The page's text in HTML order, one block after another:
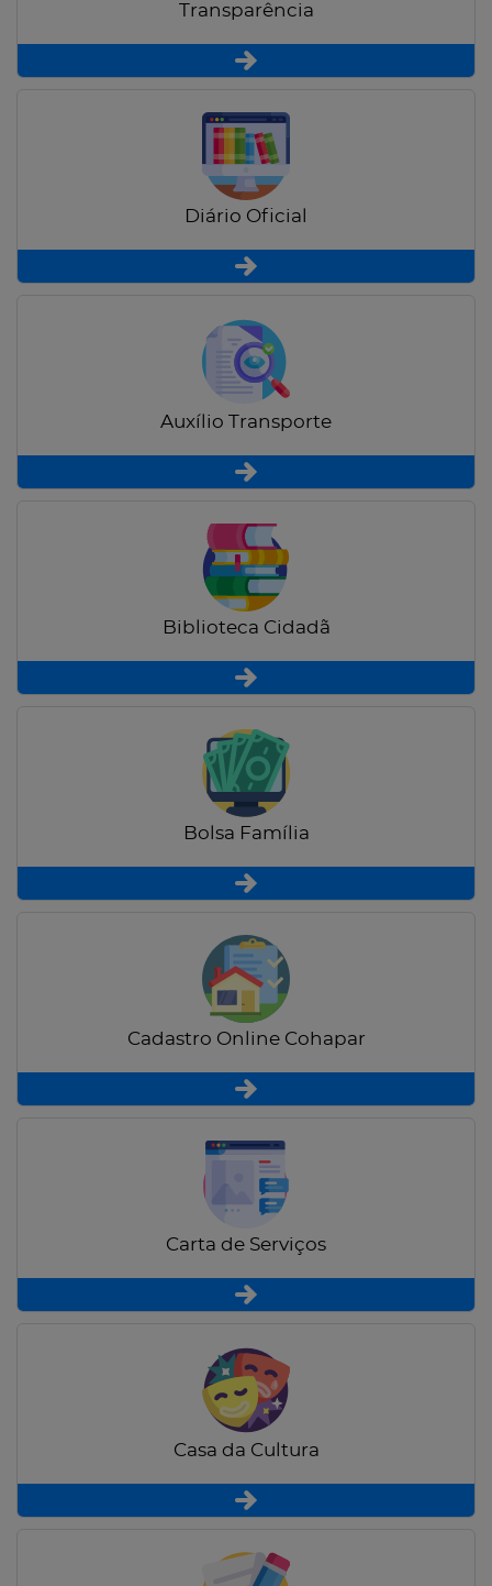
Transparência
Diário Oficial
Auxílio Transporte
Biblioteca Cidadã
Bolsa Família
Cadastro Online Cohapar
Carta de Serviços
Casa da Cultura